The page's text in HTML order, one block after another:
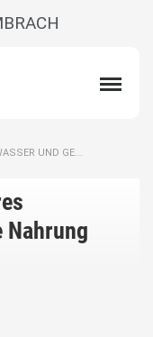
UND GE...
Nahrung